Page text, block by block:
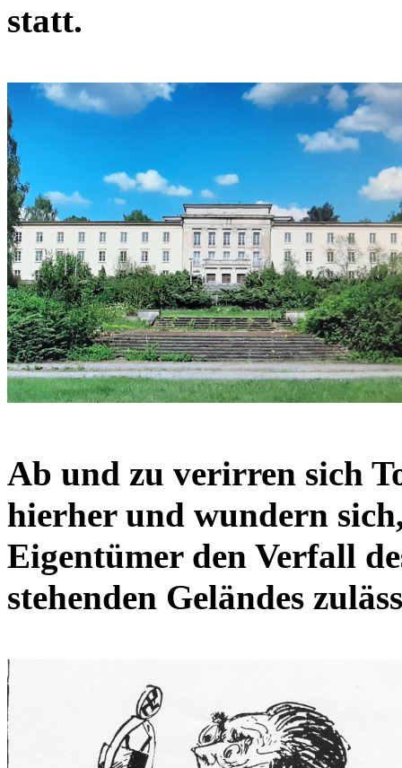
statt.
Ab und zu verirren sich
hierher und wundern
Eigentümer den Verfall
stehenden Geländes